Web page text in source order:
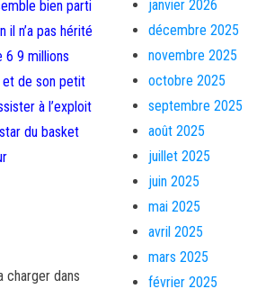
bien parti
n’a pas hérité
6 9 millions
et de son petit
à l’exploit
du basket
charger dans
janvier 2026
décembre 2025
novembre 2025
octobre 2025
septembre 2025
août 2025
juillet 2025
juin 2025
mai 2025
avril 2025
mars 2025
février 2025